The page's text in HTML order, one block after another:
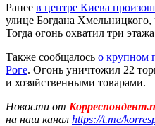
Ранее в центре Киева
улице Богдана
Тогда огонь охватил три
Также сообщалось о крупном
Роге. Огонь уничтожил 22
и хозяйственными товарами.
Новости от
на наш канал https://t.me/